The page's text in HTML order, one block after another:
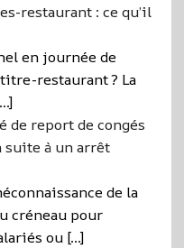
restaurant : ce qu’il
en journée de
restaurant ? La
de report de congés
suite à un arrêt
de la
créneau pour
ou […]